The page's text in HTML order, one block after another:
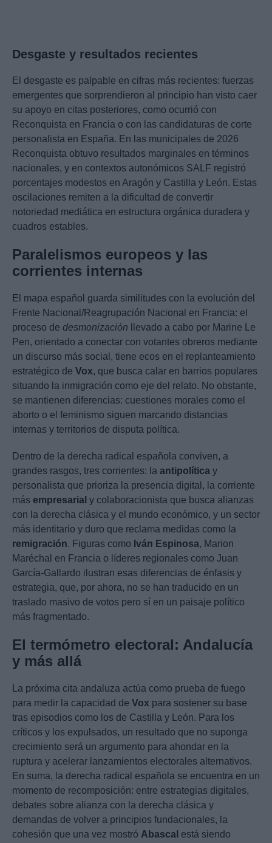
Desgaste y resultados recientes
El desgaste es palpable en cifras más recientes: fuerzas
emergentes que sorprendieron al principio han visto caer
su apoyo en citas posteriores, como ocurrió con
Reconquista en Francia o con las candidaturas de corte
personalista en España. En las municipales de 2026
Reconquista obtuvo resultados marginales en términos
nacionales, y en contextos autonómicos SALF registró
porcentajes modestos en Aragón y Castilla y León. Estas
oscilaciones remiten a la dificultad de convertir
notoriedad mediática en estructura orgánica duradera y
cuadros estables.
Paralelismos europeos y las
corrientes internas
El mapa español guarda similitudes con la evolución del
Frente Nacional/Reagrupación Nacional en Francia: el
proceso de desmonización llevado a cabo por Marine Le
Pen, orientado a conectar con votantes obreros mediante
un discurso más social, tiene ecos en el replanteamiento
estratégico de Vox, que busca calar en barrios populares
situando la inmigración como eje del relato. No obstante,
se mantienen diferencias: cuestiones morales como el
aborto o el feminismo siguen marcando distancias
internas y territorios de disputa política.
Dentro de la derecha radical española conviven, a
grandes rasgos, tres corrientes: la antipolítica y
personalista que prioriza la presencia digital, la corriente
más empresarial y colaboracionista que busca alianzas
con la derecha clásica y el mundo económico, y un sector
más identitario y duro que reclama medidas como la
remigración. Figuras como Iván Espinosa, Marion
Maréchal en Francia o líderes regionales como Juan
García-Gallardo ilustran esas diferencias de énfasis y
estrategia, que, por ahora, no se han traducido en un
traslado masivo de votos pero sí en un paisaje político
más fragmentado.
El termómetro electoral: Andalucía
y más allá
La próxima cita andaluza actúa como prueba de fuego
para medir la capacidad de Vox para sostener su base
tras episodios como los de Castilla y León. Para los
críticos y los expulsados, un resultado que no suponga
crecimiento será un argumento para ahondar en la
ruptura y acelerar lanzamientos electorales alternativos.
En suma, la derecha radical española se encuentra en un
momento de recomposición: entre estrategias digitales,
debates sobre alianza con la derecha clásica y
demandas de volver a principios fundacionales, la
cohesión que una vez mostró Abascal está siendo